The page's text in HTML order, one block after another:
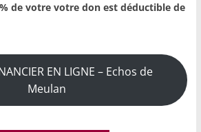
de votre votre don est déductible de
EN LIGNE – Echos de
Meulan